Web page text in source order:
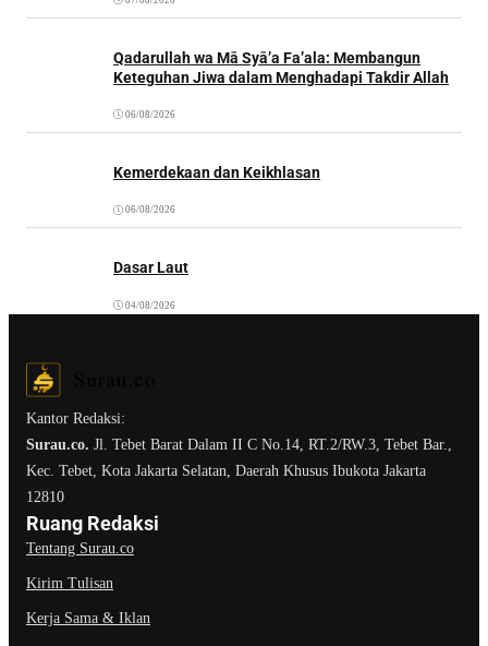
Qadarullah wa Mā Syā’a Fa’ala: Membangun
Keteguhan Jiwa dalam Menghadapi Takdir Allah
06/08/2026
Kemerdekaan dan Keikhlasan
06/08/2026
Dasar Laut
04/08/2026
Kantor Redaksi:
Surau.co. Jl. Tebet Barat Dalam II C No.14, RT.2/RW.3, Tebet Bar.,
Kec. Tebet, Kota Jakarta Selatan, Daerah Khusus Ibukota Jakarta
12810
Ruang Redaksi
Tentang Surau.co
Kirim Tulisan
Kerja Sama & Iklan